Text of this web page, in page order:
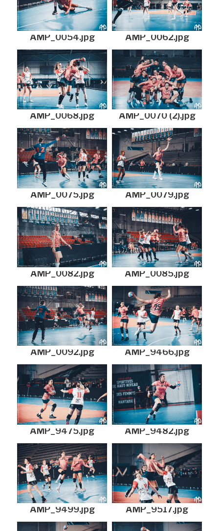
AMP_0054.jpg AMP_0062.jpg
AMP_0068.jpg AMP_0070 (2).jpg
AMP_0075.jpg AMP_0079.jpg
AMP_0082.jpg AMP_0085.jpg
AMP_0092.jpg AMP_9466.jpg
AMP_9475.jpg AMP_9482.jpg
AMP_9499.jpg AMP_9517.jpg